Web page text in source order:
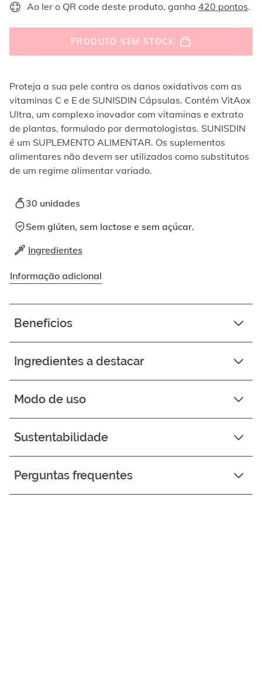
baixo,
exibidos
um.
Os
vídeos
podem
ser
ativando
correspondente.
Ao ler o QR code deste produto, ganha 420 pontos.
PRODUTO SEM STOCK
Proteja a sua pele contra os danos oxidativos com as
vitaminas C e E de SUNISDIN Cápsulas. Contém VitAox
Ultra, um complexo inovador com vitaminas e extrato
de plantas, formulado por dermatologistas. SUNISDIN
é um SUPLEMENTO ALIMENTAR. Os suplementos
alimentares não devem ser utilizados como substitutos
de um regime alimentar variado.
30 unidades
Sem glúten, sem lactose e sem açúcar.
Ingredientes
Informação adicional
Benefícios
Ingredientes a destacar
Modo de uso
Sustentabilidade
Perguntas frequentes